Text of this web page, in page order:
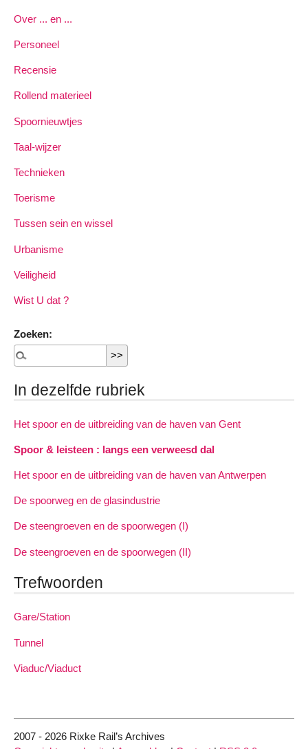
Over ... en ...
Personeel
Recensie
Rollend materieel
Spoornieuwtjes
Taal-wijzer
Technieken
Toerisme
Tussen sein en wissel
Urbanisme
Veiligheid
Wist U dat ?
Zoeken:
In dezelfde rubriek
Het spoor en de uitbreiding van de haven van Gent
Spoor & leisteen : langs een verweesd dal
Het spoor en de uitbreiding van de haven van Antwerpen
De spoorweg en de glasindustrie
De steengroeven en de spoorwegen (I)
De steengroeven en de spoorwegen (II)
Trefwoorden
Gare/Station
Tunnel
Viaduc/Viaduct
2007 - 2026 Rixke Rail’s Archives